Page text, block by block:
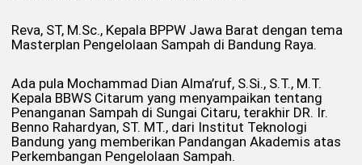
Reva, ST, M.Sc., Kepala BPPW Jawa Barat dengan tema
Masterplan Pengelolaan Sampah di Bandung Raya.
Ada pula Mochammad Dian Alma’ruf, S.Si., S.T., M.T.
Kepala BBWS Citarum yang menyampaikan tentang
Penanganan Sampah di Sungai Citaru, terakhir DR. Ir.
Benno Rahardyan, ST. MT., dari Institut Teknologi
Bandung yang memberikan Pandangan Akademis atas
Perkembangan Pengelolaan Sampah.